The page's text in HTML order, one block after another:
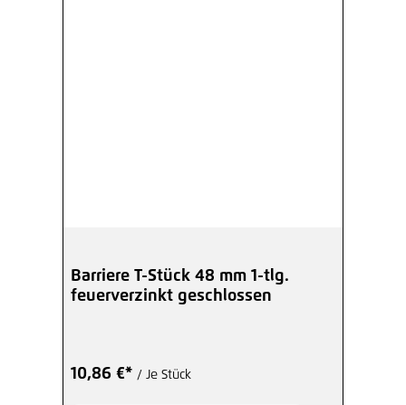
Barriere T-Stück 48 mm 1-tlg.
feuerverzinkt geschlossen
10,86 €* / Je Stück